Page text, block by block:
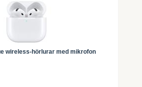
wireless-hörlurar med mikrofon